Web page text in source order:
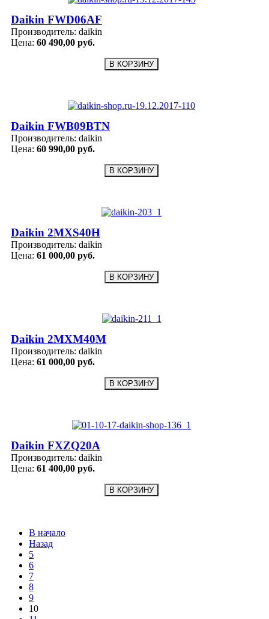
Daikin FWD06AF
Производитель: daikin
Цена: 60 490,00 руб.
Daikin FWB09BTN
Производитель: daikin
Цена: 60 990,00 руб.
Daikin 2MXS40H
Производитель: daikin
Цена: 61 000,00 руб.
Daikin 2MXM40M
Производитель: daikin
Цена: 61 000,00 руб.
Daikin FXZQ20A
Производитель: daikin
Цена: 61 400,00 руб.
В начало
Назад
5
6
7
8
9
10